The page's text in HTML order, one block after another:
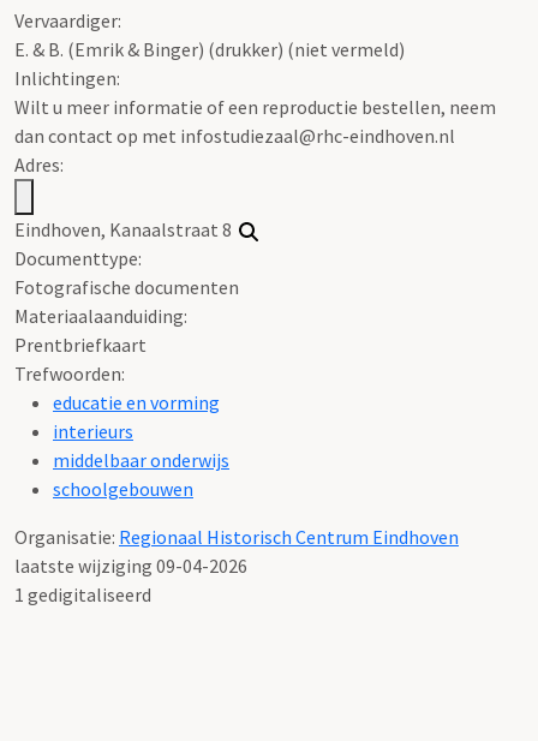
Vervaardiger:
E. & B. (Emrik & Binger) (drukker) (niet vermeld)
Inlichtingen:
Wilt u meer informatie of een reproductie bestellen, neem
dan contact op met infostudiezaal@rhc-eindhoven.nl
Adres:
Eindhoven, Kanaalstraat 8
Documenttype:
Fotografische documenten
Materiaalaanduiding:
Prentbriefkaart
Trefwoorden:
educatie en vorming
interieurs
middelbaar onderwijs
schoolgebouwen
Organisatie: Regionaal Historisch Centrum Eindhoven
laatste wijziging 09-04-2026
1 gedigitaliseerd